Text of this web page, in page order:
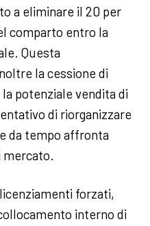
a eliminare il 20 per
comparto entro la
Questa
la cessione di
potenziale vendita di
di riorganizzare
da tempo affronta
mercato.
forzati,
interno di